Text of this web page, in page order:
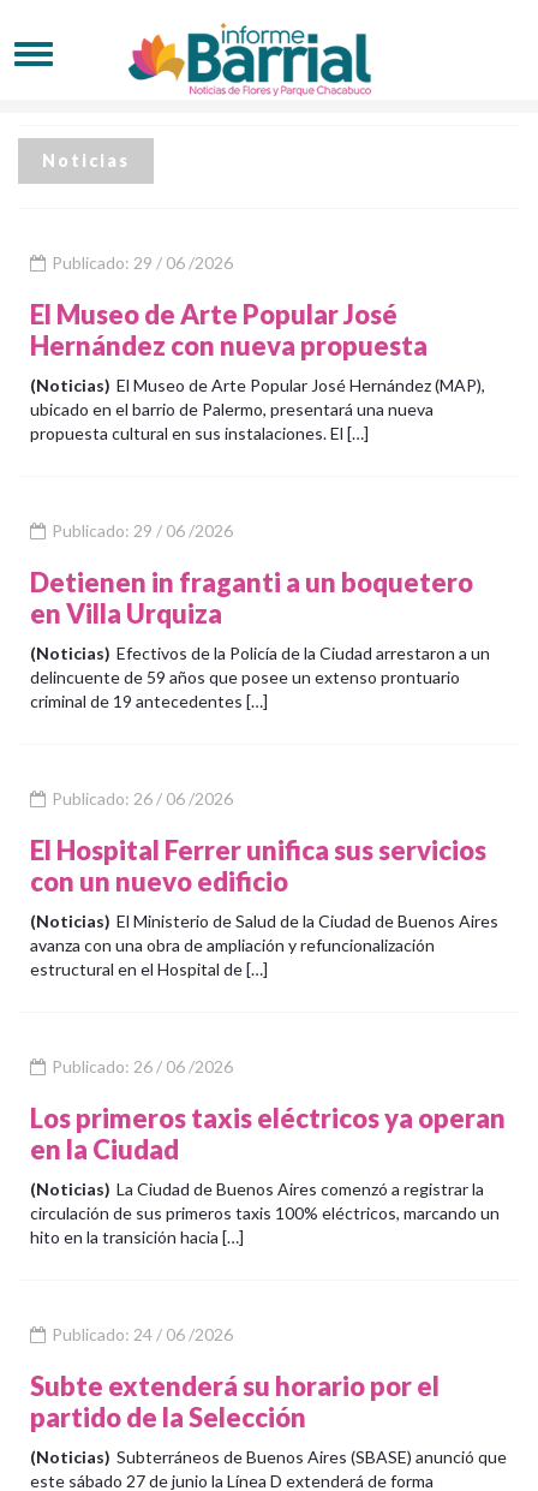
Noticias
Publicado: 29 / 06 /2026
El Museo de Arte Popular José
Hernández con nueva propuesta
(Noticias) El Museo de Arte Popular José Hernández (MAP),
ubicado en el barrio de Palermo, presentará una nueva
propuesta cultural en sus instalaciones. El […]
Publicado: 29 / 06 /2026
Detienen in fraganti a un boquetero
en Villa Urquiza
(Noticias) Efectivos de la Policía de la Ciudad arrestaron a un
delincuente de 59 años que posee un extenso prontuario
criminal de 19 antecedentes […]
Publicado: 26 / 06 /2026
El Hospital Ferrer unifica sus servicios
con un nuevo edificio
(Noticias) El Ministerio de Salud de la Ciudad de Buenos Aires
avanza con una obra de ampliación y refuncionalización
estructural en el Hospital de […]
Publicado: 26 / 06 /2026
Los primeros taxis eléctricos ya operan
en la Ciudad
(Noticias) La Ciudad de Buenos Aires comenzó a registrar la
circulación de sus primeros taxis 100% eléctricos, marcando un
hito en la transición hacia […]
Publicado: 24 / 06 /2026
Subte extenderá su horario por el
partido de la Selección
(Noticias) Subterráneos de Buenos Aires (SBASE) anunció que
este sábado 27 de junio la Línea D extenderá de forma